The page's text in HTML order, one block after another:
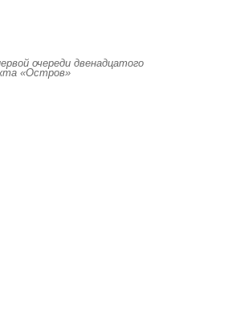
очереди двенадцатого
«Остров»